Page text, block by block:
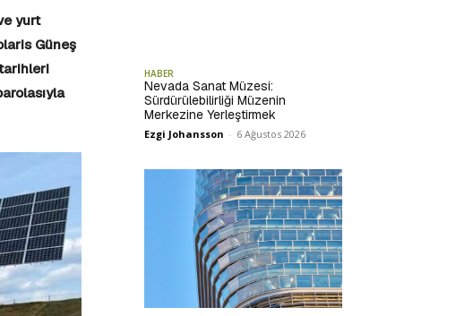
yurt
Güneş
HABER
Nevada Sanat Müzesi:
Sürdürülebilirliği Müzenin
Merkezine Yerleştirmek
Ezgi Johansson - 6 Ağustos 2026